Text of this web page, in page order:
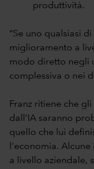
produttività.
“Se uno qualsiasi
miglioramento a
modo diretto negli
complessiva o nei
Franz ritiene che
dall’IA saranno
quello che lui
l'economia.
a livello aziendale,